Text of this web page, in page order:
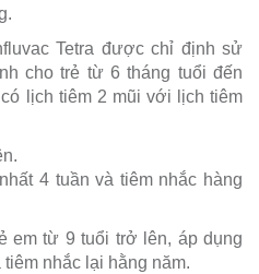
Tetra được chỉ định sử
cho trẻ từ 6 tháng tuổi đến
lịch tiêm 2 mũi với lịch tiêm
4 tuần và tiêm nhắc hàng
em từ 9 tuổi trở lên, áp dụng
tiêm nhắc lại hằng năm.